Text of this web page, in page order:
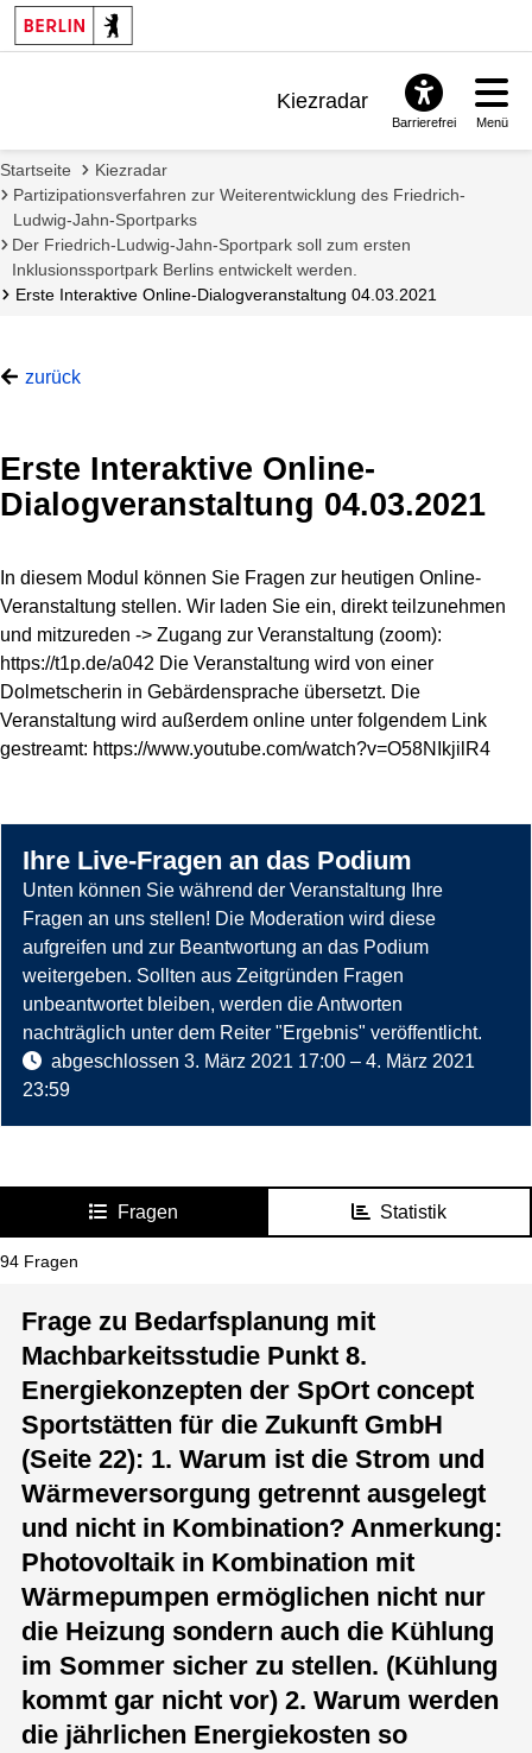
Kiezradar
Barrierefrei Menü
Startseite
Kiezradar
Partizipationsverfahren zur Weiterentwicklung des Friedrich-
Ludwig-Jahn-Sportparks
Der Friedrich-Ludwig-Jahn-Sportpark soll zum ersten
Inklusionssportpark Berlins entwickelt werden.
Erste Interaktive Online-Dialogveranstaltung 04.03.2021
zurück
Erste Interaktive Online-
Dialogveranstaltung 04.03.2021
In diesem Modul können Sie Fragen zur heutigen Online-
Veranstaltung stellen. Wir laden Sie ein, direkt teilzunehmen
und mitzureden -> Zugang zur Veranstaltung (zoom):
https://t1p.de/a042 Die Veranstaltung wird von einer
Dolmetscherin in Gebärdensprache übersetzt. Die
Veranstaltung wird außerdem online unter folgendem Link
gestreamt: https://www.youtube.com/watch?v=O58NIkjilR4
Ihre Live-Fragen an das Podium
Unten können Sie während der Veranstaltung Ihre
Fragen an uns stellen! Die Moderation wird diese
aufgreifen und zur Beantwortung an das Podium
weitergeben. Sollten aus Zeitgründen Fragen
unbeantwortet bleiben, werden die Antworten
nachträglich unter dem Reiter "Ergebnis" veröffentlicht.
abgeschlossen 3. März 2021 17:00 – 4. März 2021
23:59
Fragen Statistik
94 Fragen
Frage zu Bedarfsplanung mit
Machbarkeitsstudie Punkt 8.
Energiekonzepten der SpOrt concept
Sportstätten für die Zukunft GmbH
(Seite 22): 1. Warum ist die Strom und
Wärmeversorgung getrennt ausgelegt
und nicht in Kombination? Anmerkung:
Photovoltaik in Kombination mit
Wärmepumpen ermöglichen nicht nur
die Heizung sondern auch die Kühlung
im Sommer sicher zu stellen. (Kühlung
kommt gar nicht vor) 2. Warum werden
die jährlichen Energiekosten so